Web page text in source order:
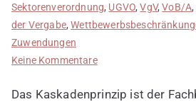
Sektorenverordnung, UGVO,VgV,VoB/A,
der Vergabe,
Zuwendungen
Keine Kommentarezu
als
Das Kaskadenprinzip ist der